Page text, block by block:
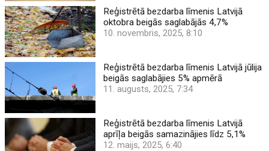
Reģistrētā bezdarba līmenis Latvijā
oktobra beigās saglabājās 4,7%
10. novembris, 2025, 8:10
Reģistrētā bezdarba līmenis Latvijā jūlija
beigās saglabājies 5% apmērā
11. augusts, 2025, 7:34
Reģistrētā bezdarba līmenis Latvijā
aprīļa beigās samazinājies līdz 5,1%
12. maijs, 2025, 6:40